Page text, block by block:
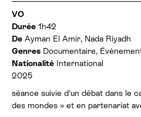
s
e
t
h
o
r
a
r
e
I
n
f
o
r
m
a
i
o
VO
Durée 1h42
De Ayman El Amir, Nada Riyadh
Genres Documentaire,
Nationalité International
2025
séance suivie d’un débat dans le
des mondes » et en partenariat